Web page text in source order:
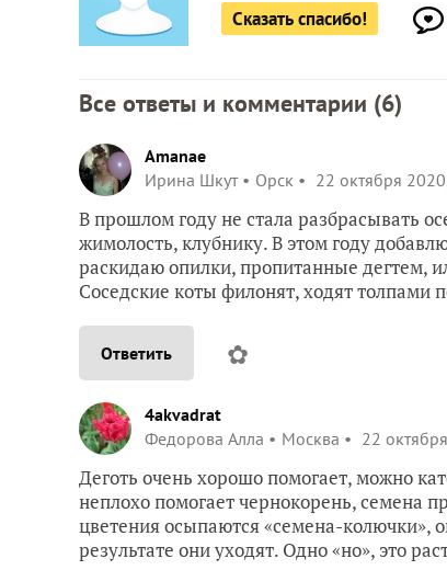
Сказать спасибо!
Все ответы и комментарии (6)
Amanae
Ирина Шкут
Орск 22 октября
В прошлом году не стала разбрасывать
жимолость, клубнику. В этом году
раскидаю опилки, пропитанные дегтем,
Соседские коты филонят, ходят толпами
Ответить ✿
4akvadrat
Федорова Алла
Москва 22
Деготь очень хорошо помогает, можно
неплохо помогает чернокорень, семена
цветения осыпаются «семена-колючки»,
результате они уходят. Одно «но», это